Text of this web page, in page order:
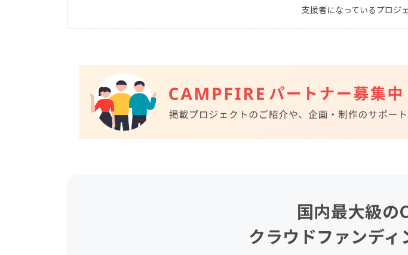
支援者になっているプロジ
国内最大級の
クラウドファンデ